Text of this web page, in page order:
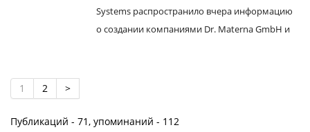
Systems распространило вчера информацию
о создании компаниями Dr. Materna GmbH и
1 2 >
Публикаций - 71, упоминаний - 112